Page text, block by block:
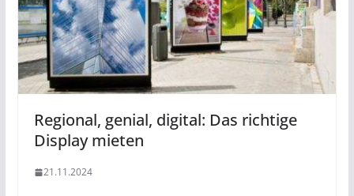
Regional, genial, digital: Das richtige
Display mieten
21.11.2024